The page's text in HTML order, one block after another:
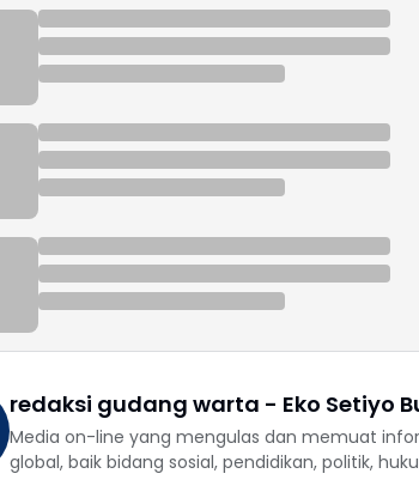
redaksi gudang warta - Eko Setiyo
Media on-line yang mengulas dan memuat
global, baik bidang sosial, pendidikan, politik,